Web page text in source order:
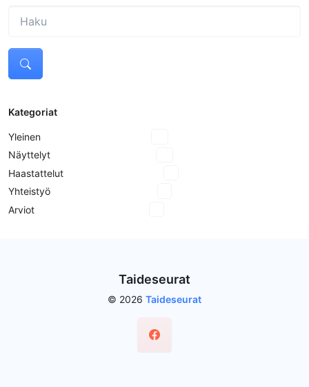
Kategoriat
Yleinen
Näyttelyt
Haastattelut
Yhteistyö
Arviot
Taideseurat
© 2026 Taideseurat